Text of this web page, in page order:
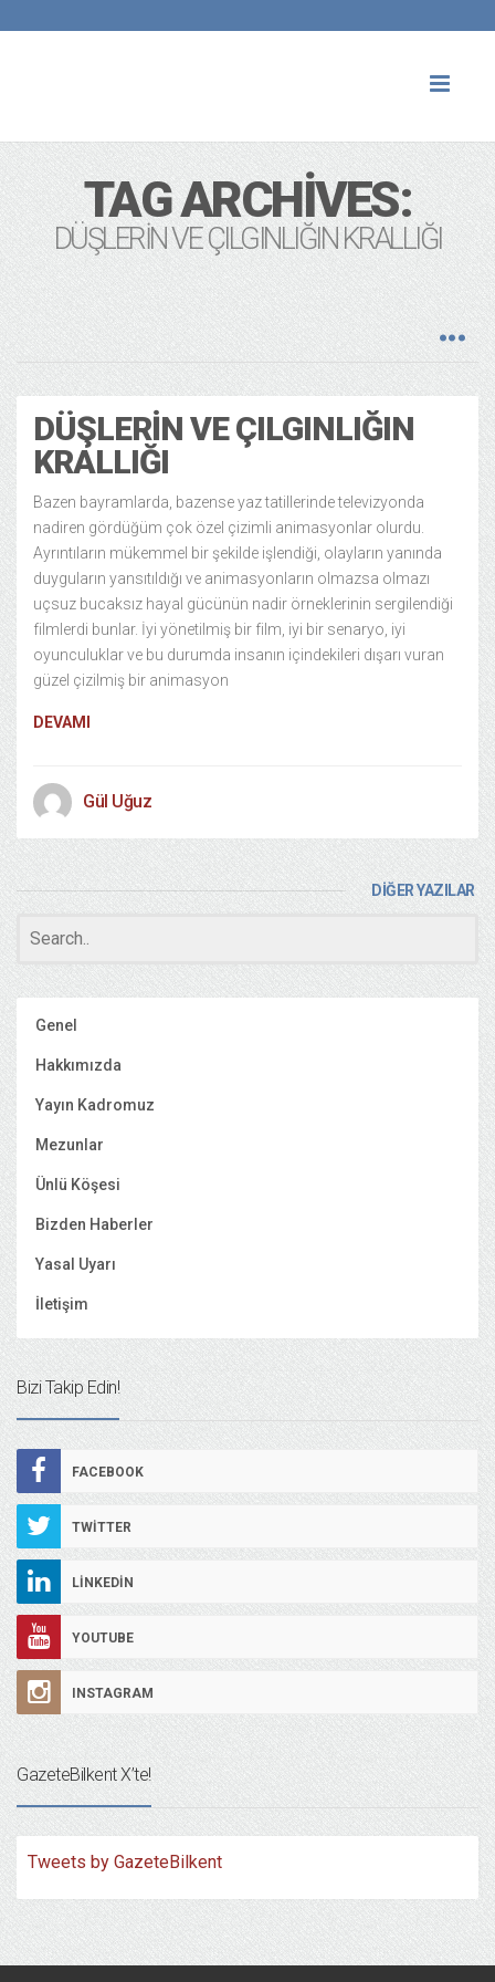
TAG ARCHIVES:
DÜŞLERIN VE ÇILGINLIĞIN KRALLIĞI
DÜŞLERIN VE ÇILGINLIĞIN
KRALLIĞI
Bazen bayramlarda, bazense yaz tatillerinde televizyonda
nadiren gördüğüm çok özel çizimli animasyonlar olurdu.
Ayrıntıların mükemmel bir şekilde işlendiği, olayların yanında
duyguların yansıtıldığı ve animasyonların olmazsa olmazı
uçsuz bucaksız hayal gücünün nadir örneklerinin sergilendiği
filmlerdi bunlar. İyi yönetilmiş bir film, iyi bir senaryo, iyi
oyunculuklar ve bu durumda insanın içindekileri dışarı vuran
güzel çizilmiş bir animasyon
DEVAMI
Gül Uğuz
DİĞER YAZILAR
Genel
Hakkımızda
Yayın Kadromuz
Mezunlar
Ünlü Köşesi
Bizden Haberler
Yasal Uyarı
İletişim
Bizi Takip Edin!
FACEBOOK
TWITTER
LINKEDIN
YOUTUBE
INSTAGRAM
GazeteBilkent X’te!
Tweets by GazeteBilkent